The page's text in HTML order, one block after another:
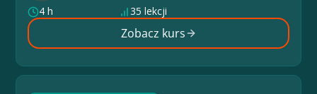
4 h
35 lekcji
Zobacz kurs